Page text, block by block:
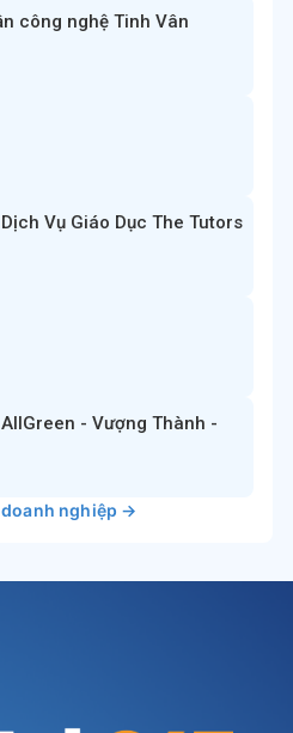
công nghệ Tinh Vân
Vụ Giáo Dục The Tutors
- Vượng Thành -
nghiệp →